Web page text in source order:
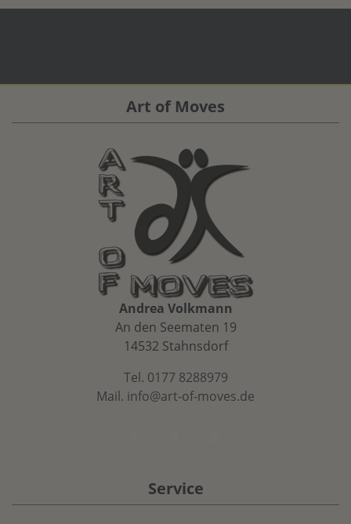
Art of Moves
Andrea Volkmann
An den Seematen 19
14532 Stahnsdorf
Tel. 0177 8288979
Mail. info@art-of-moves.de
Service